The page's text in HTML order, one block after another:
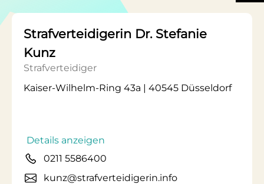
Strafverteidigerin Dr. Stefanie
Kunz
Strafverteidiger
Kaiser-Wilhelm-Ring 43a | 40545 Düsseldorf
Details anzeigen
0211 5586400
kunz@strafverteidigerin.info